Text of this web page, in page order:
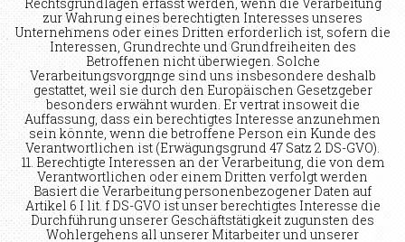
Rechtsgrundlagen erfasst werden, wenn die Verarbeitung
zur Wahrung eines berechtigten Interesses unseres
Unternehmens oder eines Dritten erforderlich ist, sofern die
Interessen, Grundrechte und Grundfreiheiten des
Betroffenen nicht überwiegen. Solche
Verarbeitungsvorgдnge sind uns insbesondere deshalb
gestattet, weil sie durch den Europäischen Gesetzgeber
besonders erwähnt wurden. Er vertrat insoweit die
Auffassung, dass ein berechtigtes Interesse anzunehmen
sein könnte, wenn die betroffene Person ein Kunde des
Verantwortlichen ist (Erwägungsgrund 47 Satz 2 DS-GVO).
11. Berechtigte Interessen an der Verarbeitung, die von dem
Verantwortlichen oder einem Dritten verfolgt werden
Basiert die Verarbeitung personenbezogener Daten auf
Artikel 6 I lit. f DS-GVO ist unser berechtigtes Interesse die
Durchführung unserer Geschäftstätigkeit zugunsten des
Wohlergehens all unserer Mitarbeiter und unserer